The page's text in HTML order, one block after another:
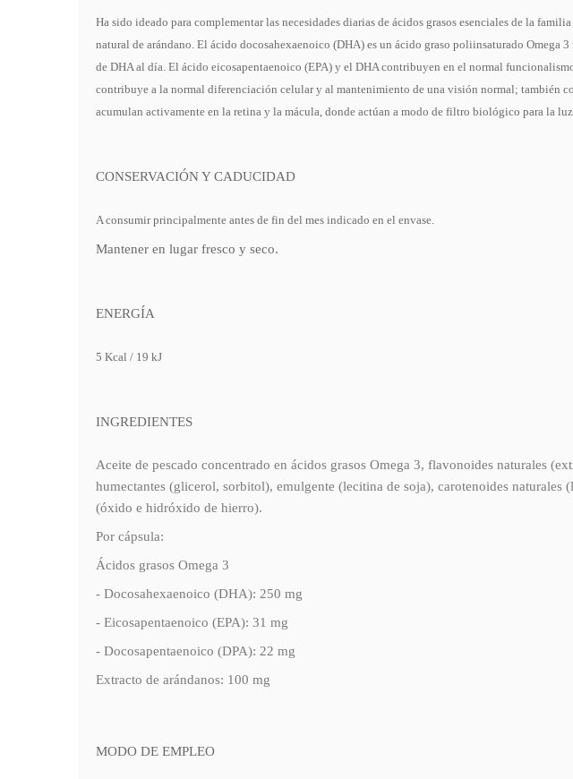
Ha sido ideado para complementar las necesidades diarias de ácidos grasos esenciales de la
natural de arándano. El ácido docosahexaenoico (DHA) es un ácido graso poliinsaturado
de DHA al día. El ácido eicosapentaenoico (EPA) y el DHA contribuyen en el normal
contribuye a la normal diferenciación celular y al mantenimiento de una visión normal; también
acumulan activamente en la retina y la mácula, donde actúan a modo de filtro biológico para la luz.
CONSERVACIÓN Y CADUCIDAD
A consumir principalmente antes de fin del mes indicado en el envase.
Mantener en lugar fresco y seco.
ENERGÍA
5 Kcal / 19 kJ
INGREDIENTES
Aceite de pescado concentrado en ácidos grasos Omega 3, flavonoides naturales
humectantes (glicerol, sorbitol), emulgente (lecitina de soja), carotenoides
(óxido e hidróxido de hierro).
Por cápsula:
Ácidos grasos Omega 3
- Docosahexaenoico (DHA): 250 mg
- Eicosapentaenoico (EPA): 31 mg
- Docosapentaenoico (DPA): 22 mg
Extracto de arándanos: 100 mg
MODO DE EMPLEO